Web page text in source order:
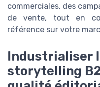
commerciales, des
de vente, tout en
référence sur votre
Industrialiser
storytelling